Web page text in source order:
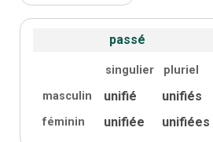
passé
singulier
pluriel
masculin
unifié unifiés
féminin unifiée unifiées